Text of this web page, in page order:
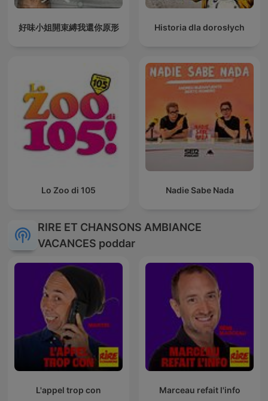
好味小姐開束縛我還你原形 Historia dla dorosłych
Lo Zoo di 105 Nadie Sabe Nada
RIRE ET CHANSONS AMBIANCE
VACANCES poddar
L'appel trop con Marceau refait l'info